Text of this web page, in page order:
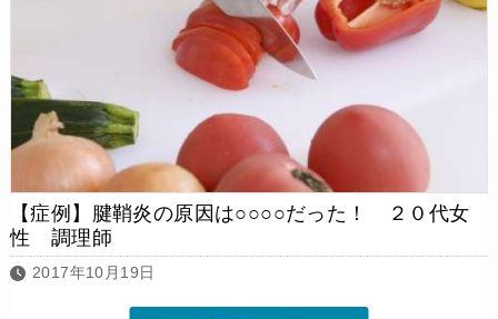
【症例】腱鞘炎の原因は○○○○だった！ ２０代女
性 調理師
2017年10月19日